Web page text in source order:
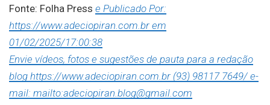
Fonte: Folha Press e Publicado Por:
https://www.adeciopiran.com.br em
01/02/2025/17:00:38
Envie vídeos, fotos e sugestões de pauta para a redação
blog https://www.adeciopiran.com.br (93) 98117 7649/ e-
mail: mailto:adeciopiran.blog@gmail.com